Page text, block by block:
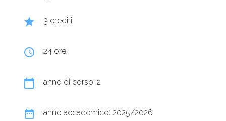
grade 3 crediti
query_builder 24 ore
calendar_today anno di corso: 2
date_range anno accademico: 2025/2026